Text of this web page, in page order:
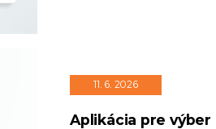
11. 6. 2026
Aplikácia pre výber